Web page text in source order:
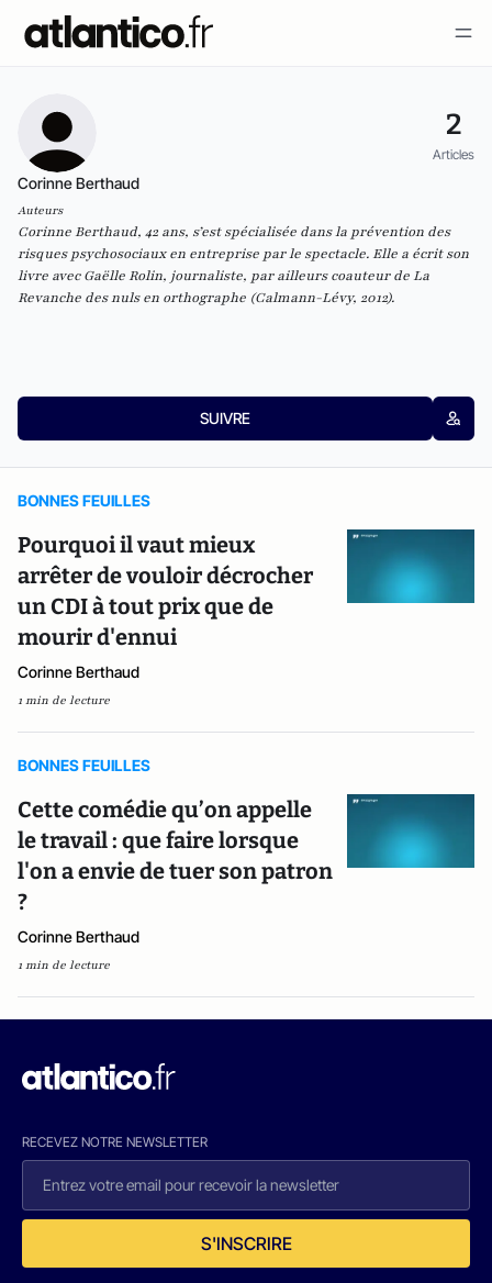
2
Articles
Corinne Berthaud
Auteurs
Corinne Berthaud, 42 ans, s’est spécialisée dans la prévention des
risques psychosociaux en entreprise par le spectacle. Elle a écrit son
livre avec Gaëlle Rolin, journaliste, par ailleurs coauteur deLa
Revanche des nuls en orthographe (Calmann-Lévy, 2012).
SUIVRE
BONNES FEUILLES
Pourquoi il vaut mieux
arrêter de vouloir décrocher
un CDI à tout prix que de
mourir d'ennui
Corinne Berthaud
1 min de lecture
BONNES FEUILLES
Cette comédie qu’on appelle
le travail : que faire lorsque
l'on a envie de tuer son patron
?
Corinne Berthaud
1 min de lecture
RECEVEZ NOTRE NEWSLETTER
S'INSCRIRE